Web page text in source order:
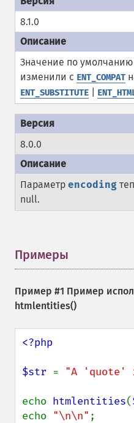
8.1.0
Значение по
изменили с ENT_COMPAT
ENT_SUBSTITUTE
8.0.0
Параметр encoding
null.
Примеры
Пример #1 Пример
htmlentities()
<?php
$str = "A 'quote'
echo htmlentities(
echo "\n\n" ;